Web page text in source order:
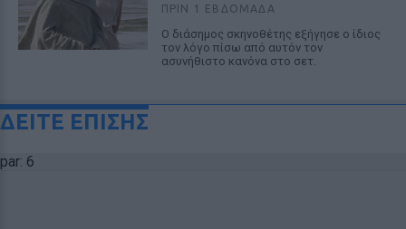
ΠΡΙΝ 1 ΕΒΔΟΜΆΔΑ
Ο διάσημος σκηνοθέτης εξήγησε ο ίδιος
τον λόγο πίσω από αυτόν τον
ασυνήθιστο κανόνα στο σετ.
ΔΕΙΤΕ ΕΠΙΣΗΣ
par: 6